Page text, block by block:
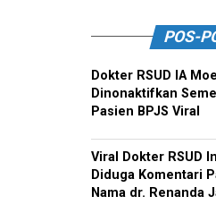
POS-
Dokter RSUD IA
Dinonaktifkan
Pasien BPJS Viral
Viral Dokter RSUD
Diduga Komentari
Nama dr. Renanda